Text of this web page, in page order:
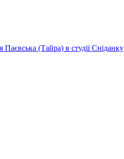
(Тайра) в студії Сніданку